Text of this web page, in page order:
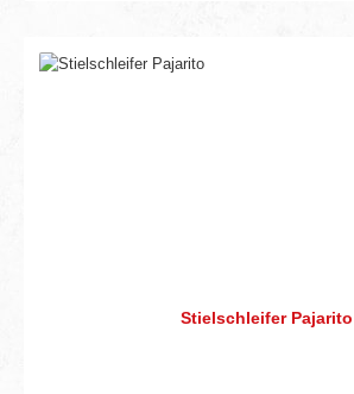
Stielschleifer Pajarito